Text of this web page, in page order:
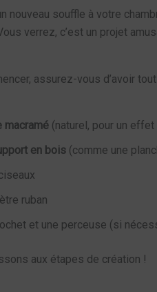
nouveau souffle à votre
verrez, c’est un projet
assurez-vous d’avoir
macramé (naturel, pour un
en bois (comme une
ruban
et une perceuse (si
aux étapes de création !